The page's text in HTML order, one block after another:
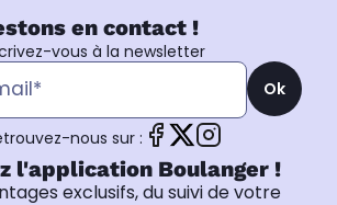
en contact !
vous à la newsletter
Ok
nous sur :
l'application Boulanger !
exclusifs, du suivi de votre